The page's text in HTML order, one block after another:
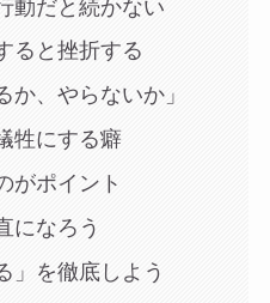
動だと続かない
ると挫折する
か、やらないか」
牲にする癖
がポイント
になろう
」を徹底しよう